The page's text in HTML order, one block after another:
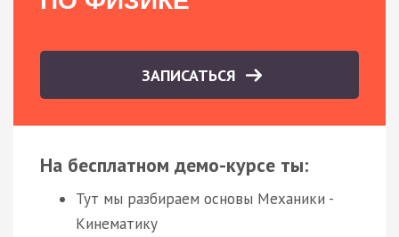
ЗАПИСАТЬСЯ
На бесплатном демо-курсе ты:
Тут мы разбираем основы Механики -
Кинематику